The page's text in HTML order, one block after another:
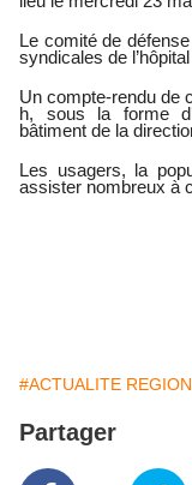
Le comité de
syndicales de
Un compte-rendu de
h, sous la forme
bâtiment de la
Les usagers, la
assister nombreux à
#ACTUALITE
Partager